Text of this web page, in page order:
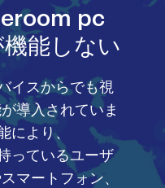
pc
能しない
イスからでも視
導入されていま
より、
っているユーザ
マートフォン、